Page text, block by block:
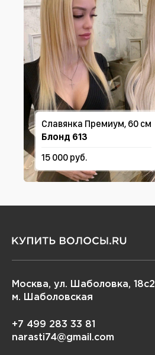
Славянка Премиум, 60 см
Блонд 613
15 000 руб.
Москва, ул. Шаболовка, 18с2
м. Шаболовская
+7 499 283 33 81
narasti74@gmail.com